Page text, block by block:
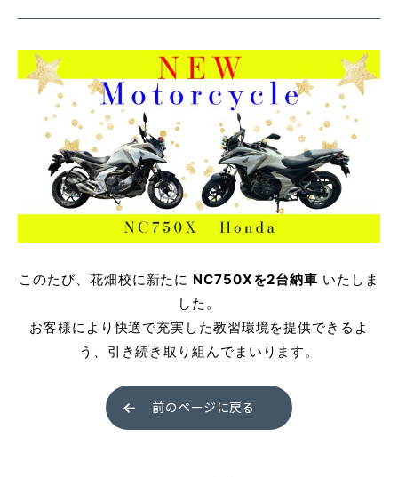
中型自動車
普通自動車 第二種
受験資格特例教習
ペーパードライバー講習
お支払方法について
このたび、花畑校に新たに NC750Xを2台納車 いたしま
した。
お客様により快適で充実した教習環境を提供できるよ
う、引き続き取り組んでまいります。
前のページに戻る